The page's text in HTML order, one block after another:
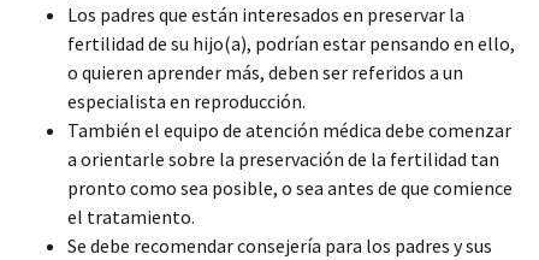
Los padres que están interesados en preservar la
fertilidad de su hijo(a), podrían estar pensando en ello,
o quieren aprender más, deben ser referidos a un
especialista en reproducción.
También el equipo de atención médica debe comenzar
a orientarle sobre la preservación de la fertilidad tan
pronto como sea posible, o sea antes de que comience
el tratamiento.
Se debe recomendar consejería para los padres y sus